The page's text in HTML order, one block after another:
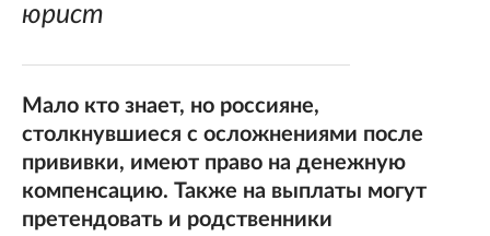
юрист
Мало кто знает, но россияне,
столкнувшиеся с осложнениями после
прививки, имеют право на денежную
компенсацию. Также на выплаты могут
претендовать и родственники